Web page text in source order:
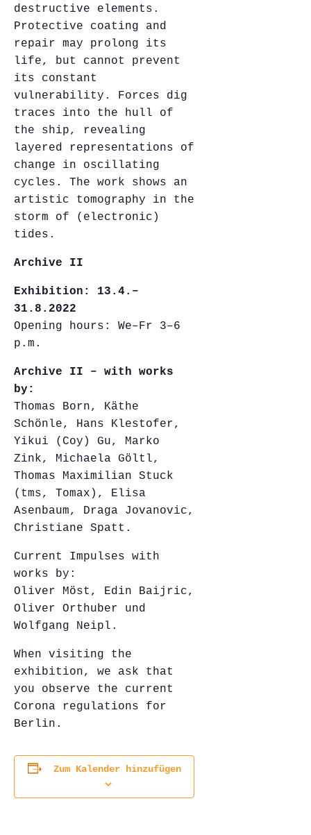
destructive elements.
Protective coating and
repair may prolong its
life, but cannot prevent
its constant
vulnerability. Forces dig
traces into the hull of
the ship, revealing
layered representations of
change in oscillating
cycles. The work shows an
artistic tomography in the
storm of (electronic)
tides.
Archive II
Exhibition: 13.4.–
31.8.2022
Opening hours: We–Fr 3–6
p.m.
Archive II – with works
by:
Thomas Born, Käthe
Schönle, Hans Klestofer,
Yikui (Coy) Gu, Marko
Zink, Michaela Göltl,
Thomas Maximilian Stuck
(tms, Tomax), Elisa
Asenbaum, Draga Jovanovic,
Christiane Spatt.
Current Impulses with
works by:
Oliver Möst, Edin Baijric,
Oliver Orthuber und
Wolfgang Neipl.
When visiting the
exhibition, we ask that
you observe the current
Corona regulations for
Berlin.
Zum Kalender hinzufügen